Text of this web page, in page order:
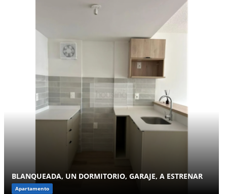
BLANQUEADA, UN DORMITORIO, GARAJE, A ESTRENAR
Apartamento